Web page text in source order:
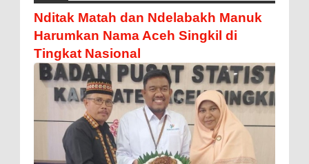
Nditak Matah dan Ndelabakh Manuk
Harumkan Nama Aceh Singkil di
Tingkat Nasional